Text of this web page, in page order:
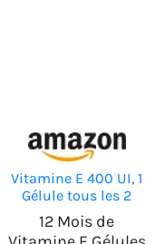
Vitamine E 400 UI, 1
Gélule tous les 2
Jours, 180 Gélules
Vegan pour 1 An-
12 Mois de